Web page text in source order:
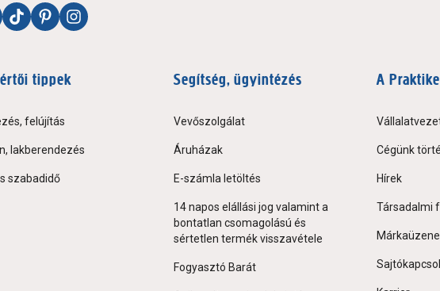
tippek
felújítás
lakberendezés
szabadidő
Segítség, ügyintézés
Vevőszolgálat
Áruházak
E-számla letöltés
14 napos elállási jog valamint a
bontatlan csomagolású és
sértetlen termék visszavétele
Fogyasztó Barát
A
Cégünk
Hírek
Társadalmi